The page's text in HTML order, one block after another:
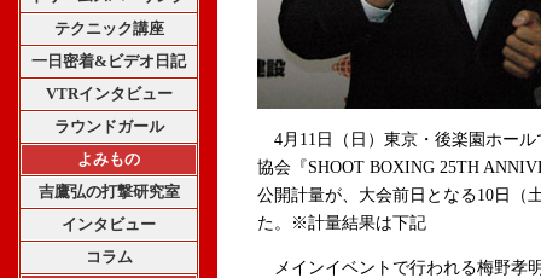
テクニック講座
一日密着&ビデオ日記
VTRインタビュー
ラウンドガール
よみもの
吉鷹弘の打撃研究室
インタビュー
コラム
4月11日（日）東京・後楽園ホー
協会『SHOOT BOXING 25TH
公開計量が、大会前日となる10日（
た。※計量結果は下記
メインイベントで行われる梅野孝